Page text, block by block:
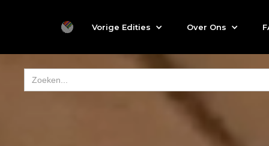
Vorige Edities Over Ons